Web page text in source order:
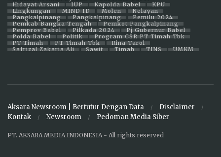
Hidayat Arsani
IUP Kapolda Babel
KPU
Lingkungan
MIND ID Molen
Nelayan
Pangkalpinang
Pangkalpinang
Pemilu 2024
Pemkab Bangka Tengah
Pemkot Pangkalpinang
Pemprov Babel
Pilkada 2024
Pj Gubernur Babel
Polda Babel
Politik
Program CSR PT Timah Tbk
PT Timah
PT Timah Tbk
Rina Tarol
Safrizal Zakaria Ali
Sawit Timah TINS UMKM
Aksara Newsroom | Bertutur Dengan Data
Disclaimer
Kontak
Newsroom Pedoman Media Siber
PT. AKSARA MEDIA INDONESIA - All rights reserved